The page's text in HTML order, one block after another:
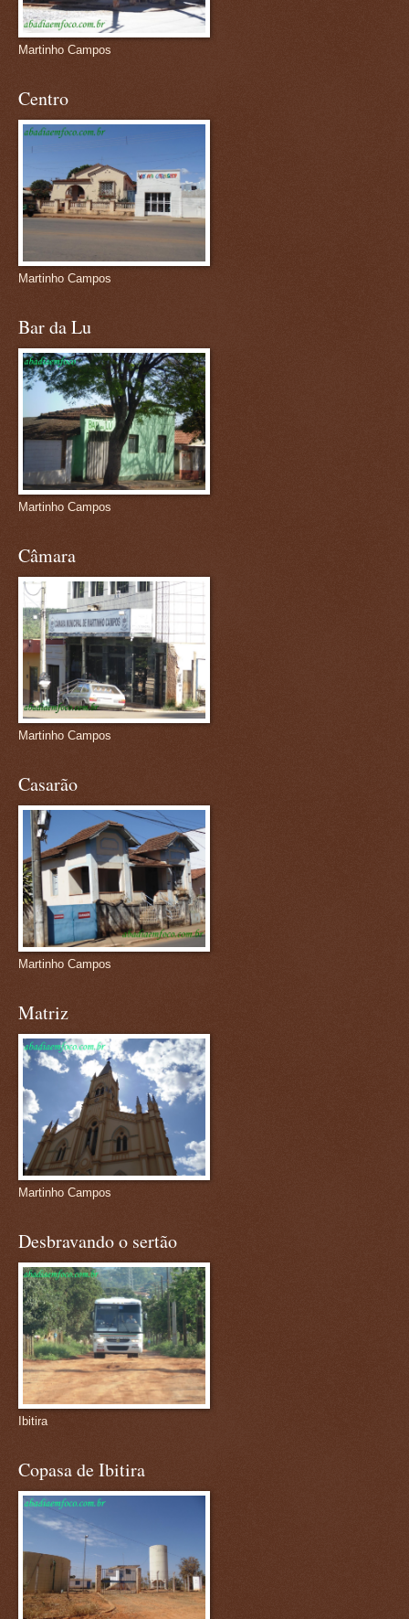
Martinho Campos
Centro
Martinho Campos
Bar da Lu
Martinho Campos
Câmara
Martinho Campos
Casarão
Martinho Campos
Matriz
Martinho Campos
Desbravando o sertão
Ibitira
Copasa de Ibitira